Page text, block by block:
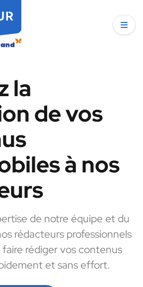
la
de vos
à nos
de notre équipe et du
rédacteurs professionnels
faire rédiger vos contenus
et sans effort.